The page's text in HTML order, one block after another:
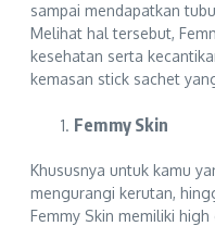
sampai mendapatkan
Melihat hal tersebut,
kesehatan serta
kemasan stick sachet
Femmy Skin
Khususnya untuk kamu
mengurangi kerutan,
Femmy Skin memiliki